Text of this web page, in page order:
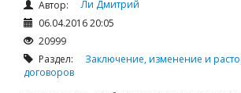
Автор:
Ли Дмитрий
06.04.2016 20:05
20999
Раздел: Заключение, изменение и
договоров